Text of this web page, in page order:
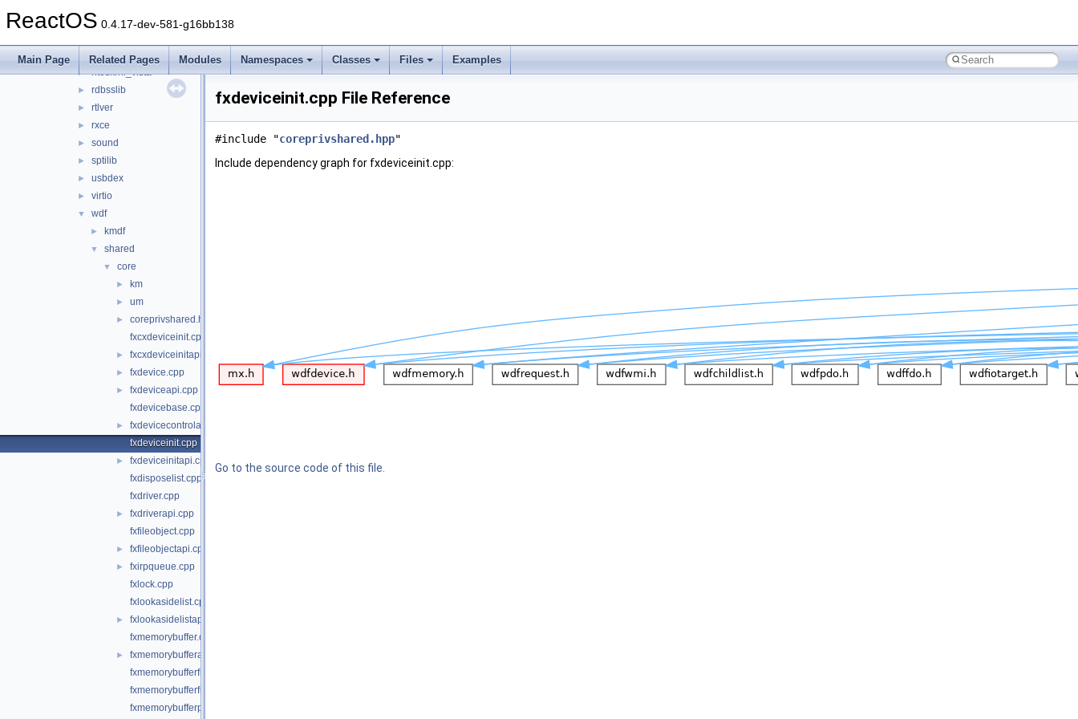
ReactOS 0.4.17-dev-581-g16bb138
Main Page Related Pages Modules Namespaces Classes Files Examples
► copysup
hidparser
► ntoskrnl_vista
► rdbsslib
► rtlver
► rxce
► sound
► sptilib
► usbdex
► virtio
▼ wdf
► kmdf
▼ shared
▼ core
► km
► um
►
coreprivshared.hpp
fxcxdeviceinit.cpp
► fxcxdeviceinitapi.cpp
► fxdevice.cpp
►
fxdeviceapi.cpp
fxdevicebase.cpp
►
fxdevicecontrolapi.cpp
fxdeviceinit.cpp
►
fxdeviceinitapi.cpp
fxdisposelist.cpp
fxdriver.cpp
►
fxdriverapi.cpp
fxfileobject.cpp
► fxfileobjectapi.cpp
►
fxirpqueue.cpp
fxlock.cpp
fxlookasidelist.cpp
►
fxlookasidelistapi.cpp
fxmemorybuffer.cpp
►
fxmemorybufferapi.cpp
fxmemorybufferfromlookaside.cpp
fxmemorybufferfrompool.cpp
fxmemorybufferpreallocated.cpp
fxdeviceinit.cpp File Reference
#include "coreprivshared.hpp"
Include dependency graph for fxdeviceinit.cpp:
Go to the source code of this file.